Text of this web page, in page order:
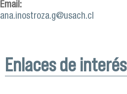
Email:
ana.inostroza.g@usach.cl
Enlaces de interés